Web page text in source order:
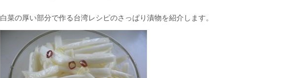
白菜の厚い部分で作る台湾レシピのさっぱり漬物を紹介します。